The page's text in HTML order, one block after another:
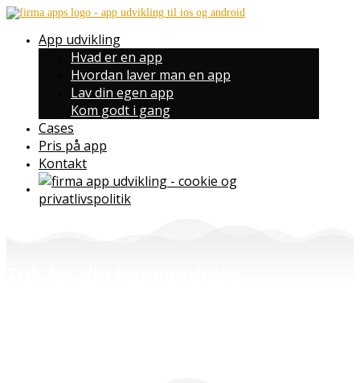
App udvikling
Hvad er en app
Hvordan laver man en app
Lav din egen app
Kom godt i gang
Cases
Pris på app
Kontakt